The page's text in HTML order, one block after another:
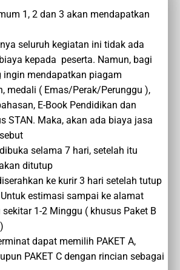
1, 2 dan 3 akan mendapatkan
seluruh kegiatan ini tidak ada
kepada peserta. Namun, bagi
ingin mendapatkan piagam
medali ( Emas/Perak/Perunggu ),
E-Book Pendidikan dan
STAN. Maka, akan ada biaya jasa
selama 7 hari, setelah itu
ditutup
ke kurir 3 hari setelah tutup
estimasi sampai ke alamat
1-2 Minggu ( khusus Paket B
dapat memilih PAKET A,
PAKET C dengan rincian sebagai